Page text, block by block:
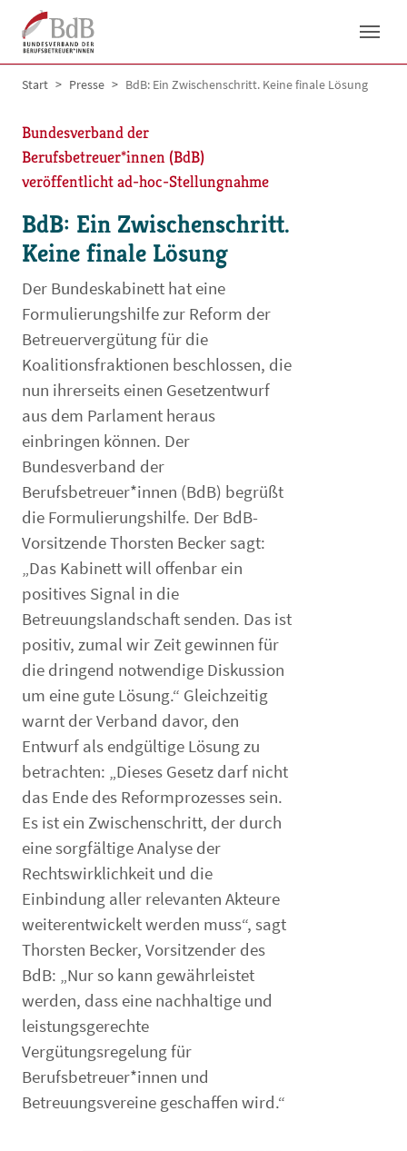
Skip to main navigation
Skip to main content
Skip to page footer
You are here:
Start Presse BdB: Ein Zwischenschritt. Keine finale Lösung
Bundesverband der
Berufsbetreuer*innen (BdB)
veröffentlicht ad-hoc-Stellungnahme
BdB: Ein Zwischenschritt.
Keine finale Lösung
Der Bundeskabinett hat eine
Formulierungshilfe zur Reform der
Betreuervergütung für die
Koalitionsfraktionen beschlossen, die
nun ihrerseits einen Gesetzentwurf
aus dem Parlament heraus
einbringen können. Der
Bundesverband der
Berufsbetreuer*innen (BdB) begrüßt
die Formulierungshilfe. Der BdB-
Vorsitzende Thorsten Becker sagt:
„Das Kabinett will offenbar ein
positives Signal in die
Betreuungslandschaft senden. Das ist
positiv, zumal wir Zeit gewinnen für
die dringend notwendige Diskussion
um eine gute Lösung.“ Gleichzeitig
warnt der Verband davor, den
Entwurf als endgültige Lösung zu
betrachten: „Dieses Gesetz darf nicht
das Ende des Reformprozesses sein.
Es ist ein Zwischenschritt, der durch
eine sorgfältige Analyse der
Rechtswirklichkeit und die
Einbindung aller relevanten Akteure
weiterentwickelt werden muss“, sagt
Thorsten Becker, Vorsitzender des
BdB: „Nur so kann gewährleistet
werden, dass eine nachhaltige und
leistungsgerechte
Vergütungsregelung für
Berufsbetreuer*innen und
Betreuungsvereine geschaffen wird.“